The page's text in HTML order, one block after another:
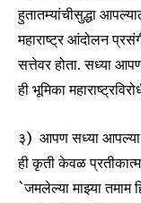
हुतातम्यांचीसुद्धा
महाराष्ट्र आंदोलन
सत्तेवर होता. सध्या
ही भूमिका
३) आपण सध्या आपल्या
ही कृती केवळ
`जमलेल्या माझ्या तमाम